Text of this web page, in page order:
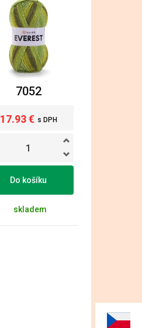
7052
17.93 € s DPH
Do košíku
skladem